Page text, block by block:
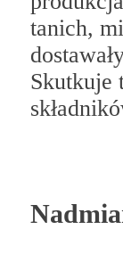
tanich,
Skutkuje